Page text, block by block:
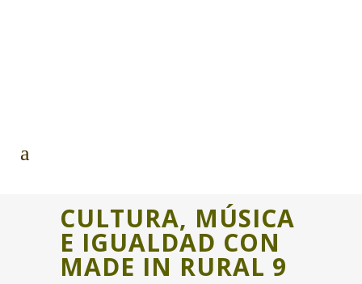
CULTURA, MÚSICA
E IGUALDAD CON
MADE IN RURAL 9